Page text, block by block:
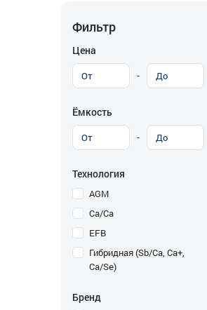
Фильтр
Цена
-
Ёмкость
-
Технология
AGM
Ca/Ca
EFB
Гибридная (Sb/Ca, Ca+,
Ca/Se)
Бренд